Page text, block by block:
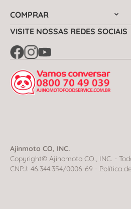
COMPRAR
VISITE NOSSAS REDES SOCIAIS
Ajinmoto CO, INC.
Copyright© Ajinomoto CO., INC. -
CNPJ: 46.344.354/0006-69 - Política